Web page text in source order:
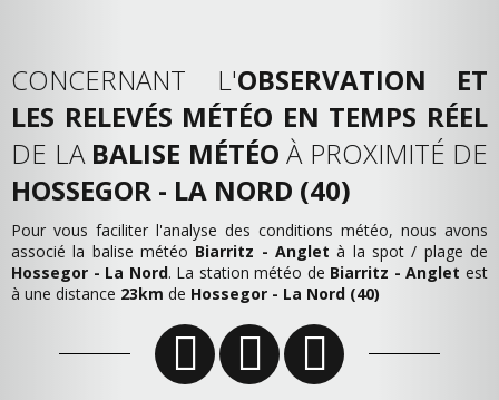
CONCERNANT L'OBSERVATION ET
LES RELEVÉS MÉTÉO EN TEMPS RÉEL
DE LA BALISE MÉTÉO À PROXIMITÉ DE
HOSSEGOR - LA NORD (40)
Pour vous faciliter l'analyse des conditions météo, nous avons
associé la balise météo Biarritz - Anglet à la spot / plage de
Hossegor - La Nord. La station météo de Biarritz - Anglet est
à une distance 23km de Hossegor - La Nord (40)